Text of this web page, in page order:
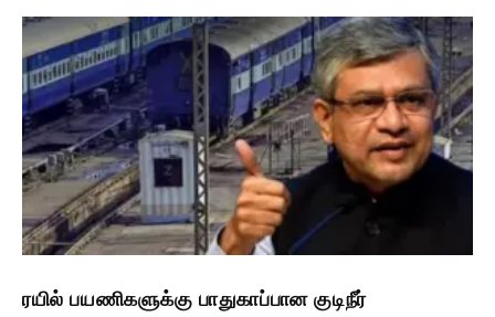
ரயில் பயணிகளுக்கு பாதுகாப்பான குடிநீர்